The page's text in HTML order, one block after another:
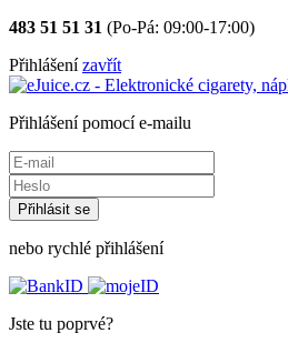
483 51 51 31 (Po-Pá: 09:00-17:00)
Přihlášenízavřít
Přihlášení pomocí e-mailu
nebo rychlé přihlášení
Jste tu poprvé?